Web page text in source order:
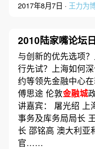
2017年8月7日 · 王力为
2010陆家嘴论坛
与创新的优先选项
行先试？上海如何
约等领先金融中心
傅思途 伦敦金融城
讲嘉宾： 屠光绍 上
事务及库务局局长
长 邵铭高 澳大利亚
官……